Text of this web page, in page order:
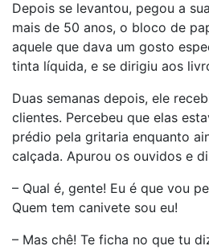
Depois se levantou, pegou a
mais de 50 anos, o bloco de
aquele que dava um gosto
tinta líquida, e se dirigiu aos
Duas semanas depois, ele
clientes. Percebeu que elas
prédio pela gritaria enquanto
calçada. Apurou os ouvidos e
– Qual é, gente! Eu é que vou
Quem tem canivete sou eu!
– Mas chê! Te ficha no que tu